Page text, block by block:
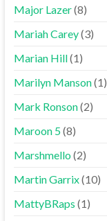
Major Lazer(8)
Mariah Carey(3)
Marian Hill(1)
Marilyn Manson(1)
Mark Ronson(2)
Maroon 5(8)
Marshmello(2)
Martin Garrix(10)
MattyBRaps (1)